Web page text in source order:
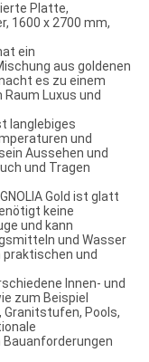
Platte,
1600 x 2700 mm,
ein
aus goldenen
es zu einem
Luxus und
langlebiges
und
Aussehen und
und Tragen
Gold ist glatt
keine
und kann
und Wasser
und
Innen- und
zum Beispiel
Granitstufen, Pools,